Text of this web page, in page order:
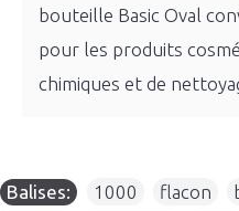
bouteille Basic Oval
pour les produits
chimiques et de
Balises: 1000 flacon